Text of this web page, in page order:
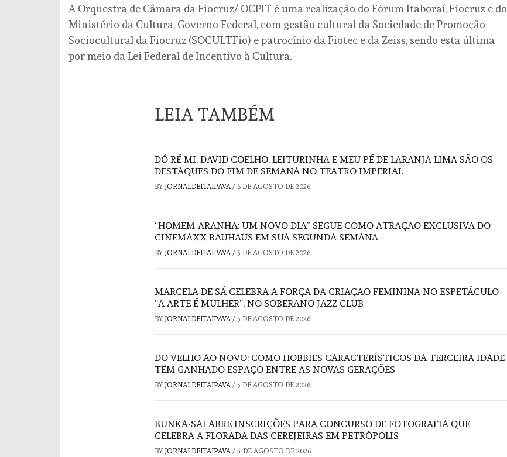
A Orquestra de Câmara da Fiocruz/ OCPIT é uma realização do Fórum Itaboraí, Fiocruz e do
Ministério da Cultura, Governo Federal, com gestão cultural da Sociedade de Promoção
Sociocultural da Fiocruz (SOCULTFio) e patrocínio da Fiotec e da Zeiss, sendo esta última
por meio da Lei Federal de Incentivo à Cultura.
LEIA TAMBÉM
DÓ RÉ MI, DAVID COELHO, LEITURINHA E MEU PÉ DE LARANJA LIMA SÃO OS
DESTAQUES DO FIM DE SEMANA NO TEATRO IMPERIAL
BY JORNALDEITAIPAVA / 6 DE AGOSTO DE 2026
“HOMEM-ARANHA: UM NOVO DIA” SEGUE COMO ATRAÇÃO EXCLUSIVA DO
CINEMAXX BAUHAUS EM SUA SEGUNDA SEMANA
BY JORNALDEITAIPAVA / 5 DE AGOSTO DE 2026
MARCELA DE SÁ CELEBRA A FORÇA DA CRIAÇÃO FEMININA NO ESPETÁCULO
“A ARTE É MULHER”, NO SOBERANO JAZZ CLUB
BY JORNALDEITAIPAVA / 5 DE AGOSTO DE 2026
DO VELHO AO NOVO: COMO HOBBIES CARACTERÍSTICOS DA TERCEIRA IDADE
TÊM GANHADO ESPAÇO ENTRE AS NOVAS GERAÇÕES
BY JORNALDEITAIPAVA / 5 DE AGOSTO DE 2026
BUNKA-SAI ABRE INSCRIÇÕES PARA CONCURSO DE FOTOGRAFIA QUE
CELEBRA A FLORADA DAS CEREJEIRAS EM PETRÓPOLIS
BY JORNALDEITAIPAVA / 4 DE AGOSTO DE 2026